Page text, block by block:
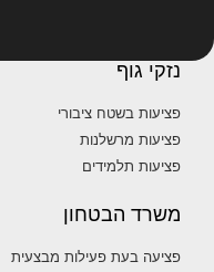
נזקי גוף
פציעות בשטח ציבורי
פציעות מרשלנות
פציעות תלמידים
משרד הבטחון
פציעה בעת פעילות מבצעית